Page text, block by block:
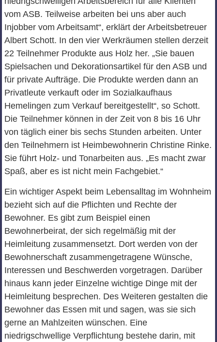
vom ASB. Teilweise arbeiten bei uns aber auch
Injobber vom Arbeitsamt“, erklärt der Arbeitsbetreuer
Albert Schott. In den vier Werkräumen stellen derzeit
22 Teilnehmer Produkte aus Holz her. „Sie bauen
Spielsachen und Dekorationsartikel für den ASB und
für private Aufträge. Die Produkte werden dann an
Privatleute verkauft oder im Sozialkaufhaus
Hemelingen zum Verkauf bereitgestellt“, so Schott.
Die Teilnehmer können in der Zeit von 8 bis 16 Uhr
von täglich einer bis sechs Stunden arbeiten. Unter
den Teilnehmern ist Heimbewohnerin Christine Rinke.
Sie führt Holz- und Tonarbeiten aus. „Es macht zwar
Spaß, aber es ist nicht mein Fachgebiet.“
Ein wichtiger Aspekt beim Lebensalltag im Wohnheim
bezieht sich auf die Pflichten und Rechte der
Bewohner. Es gibt zum Beispiel einen
Bewohnerbeirat, der sich regelmäßig mit der
Heimleitung zusammensetzt. Dort werden von der
Bewohnerschaft zusammengetragene Wünsche,
Interessen und Beschwerden vorgetragen. Darüber
hinaus kann jeder Einzelne wichtige Dinge mit der
Heimleitung besprechen. Des Weiteren gestalten die
Bewohner das Essen mit und sagen, was sie sich
gerne an Mahlzeiten wünschen. Eine
niedrigschwellige Verpflichtung bestehe darin, mit